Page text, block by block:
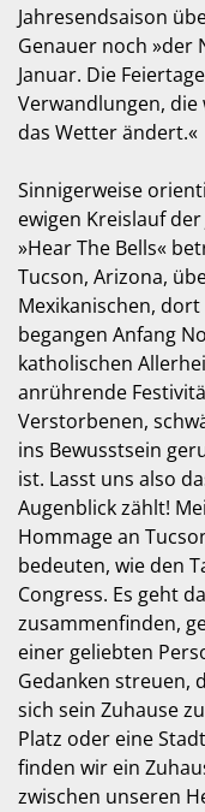
Jahresendsaison
Genauer noch »der
Januar. Die
Verwandlungen,
das Wetter ändert.«
Sinnigerweise
ewigen Kreislauf
»Hear The Bells«
Tucson, Arizona,
Mexikanischen,
begangen Anfang
katholischen
anrührende
Verstorbenen,
ins Bewusstsein
ist. Lasst uns also
Augenblick zählt!
Hommage an
bedeuten, wie den
Congress. Es geht
zusammenfinden,
einer geliebten
Gedanken streuen,
sich sein Zuhause
Platz oder eine
finden wir ein
zwischen unseren